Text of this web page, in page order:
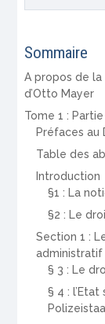
Sommaire
A propos de
d’Otto Mayer
Tome 1 :
Préfaces au
Table des
Introduction
§1 : La
§2 : Le
Section 1 :
administratif
§ 3 : Le
§ 4 :